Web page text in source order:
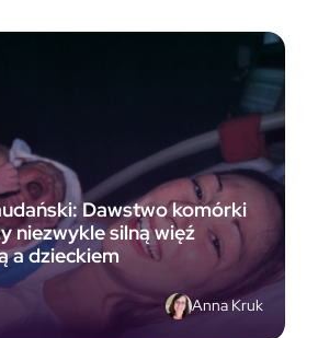
Dawstwo komórki
niezwykle silną więź
a dzieckiem
Anna Kruk